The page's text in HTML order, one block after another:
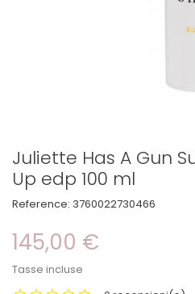
Juliette Has A Gun
Up edp 100 ml
Reference: 3760022730466
145,00 €
Tasse incluse